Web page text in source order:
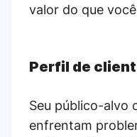
valor do que
Perfil de
Seu público-alvo
enfrentam